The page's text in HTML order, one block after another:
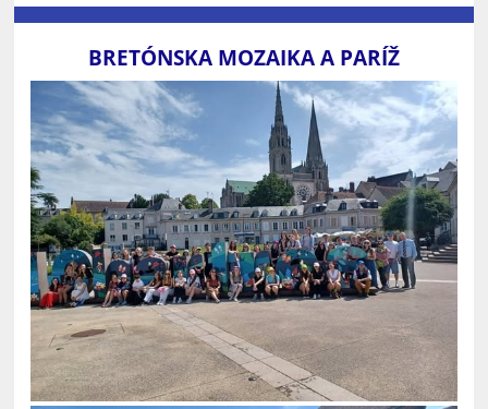
netradičná
školským
rokom:
BRETÓNSKA MOZAIKA A PARÍŽ